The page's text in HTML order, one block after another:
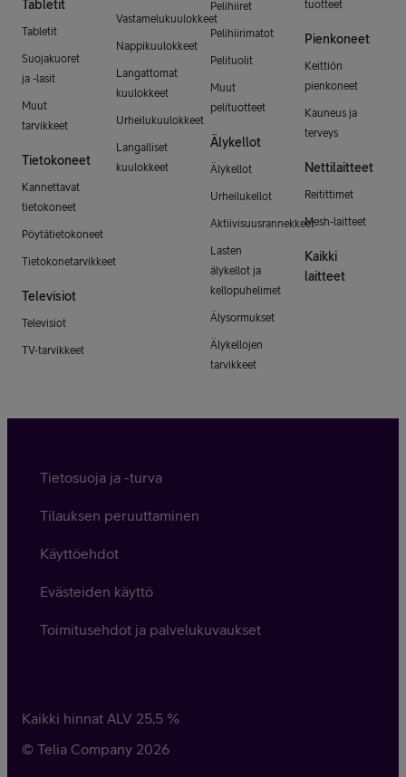
Tabletit
Tabletit
Suojakuoret
ja -lasit
Muut
tarvikkeet
Tietokoneet
Kannettavat
tietokoneet
Pöytätietokoneet
Tietokonetarvikkeet
Televisiot
Televisiot
TV-tarvikkeet
Vastamelukuulokkeet
Nappikuulokkeet
Langattomat
kuulokkeet
Urheilukuulokkeet
Langalliset
kuulokkeet
Pelihiiret
Pelihiirimatot
Pelituolit
Muut
pelituotteet
Älykellot
Älykellot
Urheilukellot
Aktiivisuusrannekkeet
Lasten
älykellot ja
kellopuhelimet
Älysormukset
Älykellojen
tarvikkeet
tuotteet
Pienkoneet
Keittiön
pienkoneet
Kauneus ja
terveys
Nettilaitteet
Reitittimet
Mesh-laitteet
Kaikki
laitteet
Tietosuoja ja -turva
Tilauksen peruuttaminen
Käyttöehdot
Evästeiden käyttö
Toimitusehdot ja palvelukuvaukset
Kaikki hinnat ALV 25,5 %
© Telia Company 2026